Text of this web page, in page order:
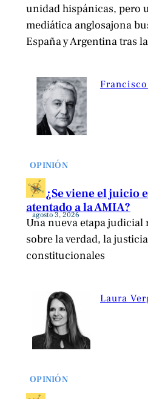
unidad hispánicas, pero
mediática anglosajona
España y Argentina tras
OPINIÓN
¿Se viene el juicio
atentado a la AMIA?
agosto 3, 2026
Una nueva etapa judicial
sobre la verdad, la
constitucionales
Laura
OPINIÓN